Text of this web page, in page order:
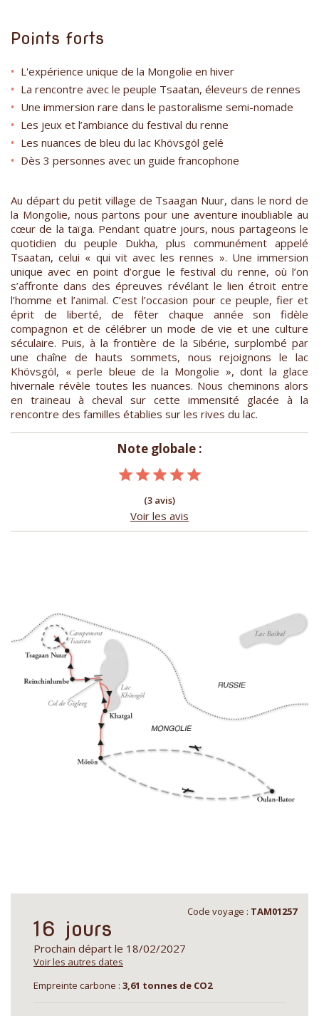
Points forts
L'expérience unique de la Mongolie en hiver
La rencontre avec le peuple Tsaatan, éleveurs de rennes
Une immersion rare dans le pastoralisme semi-nomade
Les jeux et l’ambiance du festival du renne
Les nuances de bleu du lac Khövsgöl gelé
Dès 3 personnes avec un guide francophone
Au départ du petit village de Tsaagan Nuur, dans le nord de
la Mongolie, nous partons pour une aventure inoubliable au
cœur de la taïga. Pendant quatre jours, nous partageons le
quotidien du peuple Dukha, plus communément appelé
Tsaatan, celui « qui vit avec les rennes ». Une immersion
unique avec en point d’orgue le festival du renne, où l’on
s’affronte dans des épreuves révélant le lien étroit entre
l’homme et l’animal. C’est l’occasion pour ce peuple, fier et
éprit de liberté, de fêter chaque année son fidèle
compagnon et de célébrer un mode de vie et une culture
séculaire. Puis, à la frontière de la Sibérie, surplombé par
une chaîne de hauts sommets, nous rejoignons le lac
Khövsgöl, « perle bleue de la Mongolie », dont la glace
hivernale révèle toutes les nuances. Nous cheminons alors
en traineau à cheval sur cette immensité glacée à la
rencontre des familles établies sur les rives du lac.
Note globale :
(3 avis)
Voir les avis
Code voyage : TAM01257
16 jours
Prochain départ le 18/02/2027
Voir les autres dates
Empreinte carbone : 3,61 tonnes de CO2